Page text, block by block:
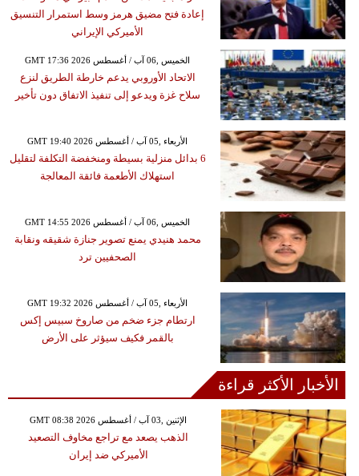
إعادة فتح مضيق هرمز وسط استمرار التنسيق
الأميركي الإيراني
GMT 17:36 2026 الخميس ,06 آب / أغسطس
الاتحاد الأوروبي يدعم خارطة الطريق لنزع
سلاح غزة ويدعو إلى تنفيذ الاتفاق دون تأخير
GMT 19:40 2026 الأربعاء ,05 آب / أغسطس
6 بدائل منزلية بسيطة ومنخفضة التكلفة لتقليل
استهلاك الأطعمة فائقة المعالجة
GMT 14:55 2026 الخميس ,06 آب / أغسطس
محمد هنيدي يمنع تصوير جنازة شقيقه ونقابة
الصحفيين ترد
GMT 19:32 2026 الأربعاء ,05 آب / أغسطس
ارتطام جزء ضخم من صاروخ سبيس إكس
بالقمر فكيف سيؤثر على الأرض
الأخبار الأكثر قراءة
GMT 08:38 2026 الإثنين ,03 آب / أغسطس
الذهب يصعد مع تراجع مخاوف التصعيد
الأميركي ضد إيران